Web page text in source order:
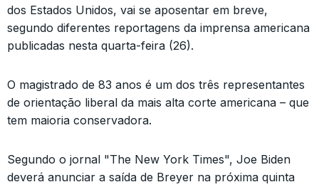
dos Estados Unidos, vai se aposentar em breve,
segundo diferentes reportagens da imprensa americana
publicadas nesta quarta-feira (26).
O magistrado de 83 anos é um dos três representantes
de orientação liberal da mais alta corte americana – que
tem maioria conservadora.
Segundo o jornal "The New York Times", Joe Biden
deverá anunciar a saída de Breyer na próxima quinta